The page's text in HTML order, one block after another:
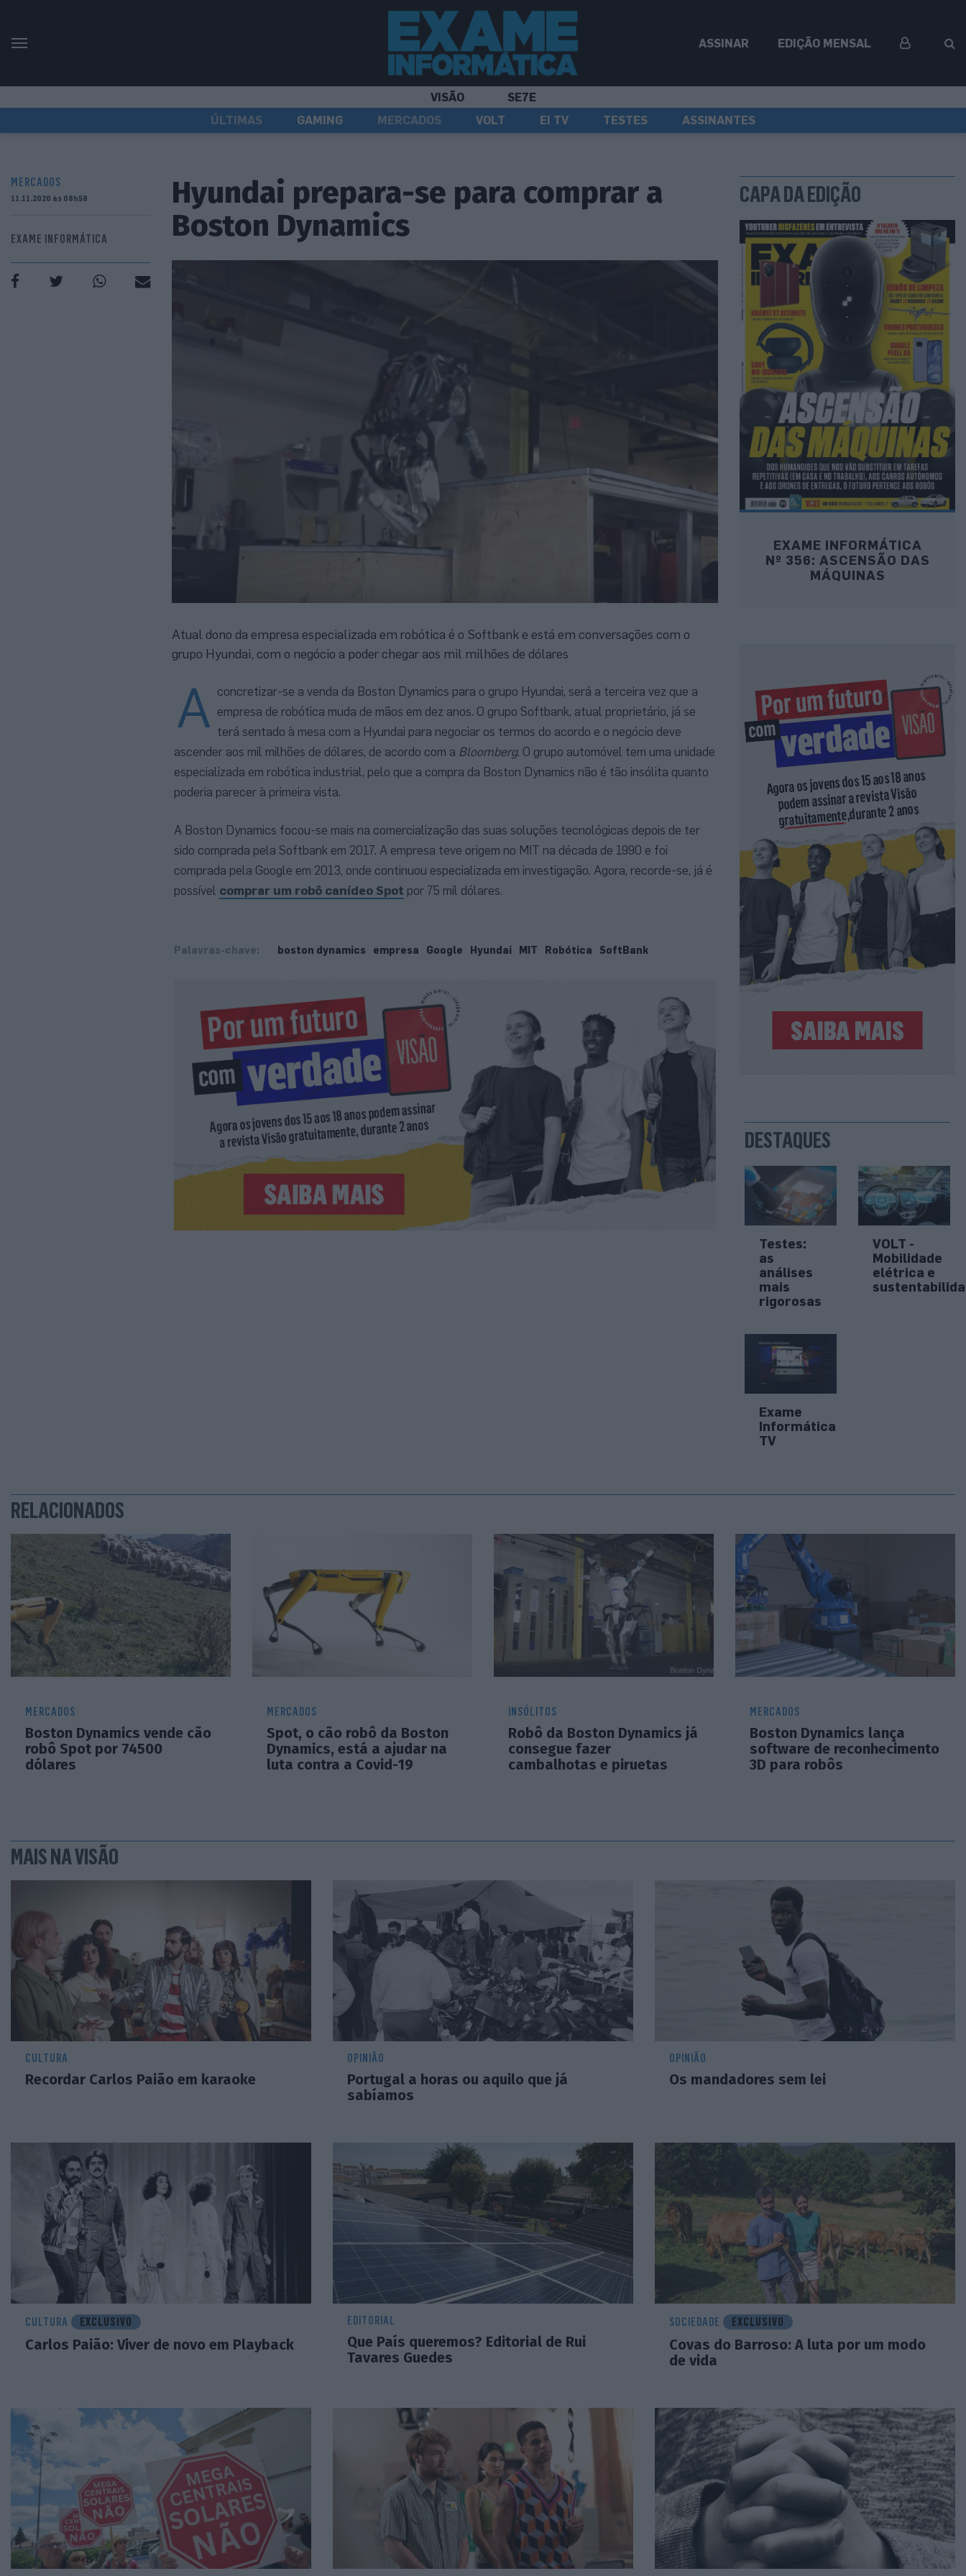
ASSINAR EDIÇÃO MENSAL
VISÃO
SE7E
ÚLTIMAS
GAMING MERCADOS VOLT EI TV TESTES ASSINANTES
MERCADOS
11.11.2020 às 08h58
EXAME INFORMÁTICA
Hyundai prepara-se para comprar a
Boston Dynamics
Atual dono da empresa especializada em robótica é o Softbank e está em conversações com o
grupo Hyundai, com o negócio a poder chegar aos mil milhões de dólares
A concretizar-se a venda da Boston Dynamics para o grupo Hyundai, será a terceira vez que a
empresa de robótica muda de mãos em dez anos. O grupo Softbank, atual proprietário, já se
terá sentado à mesa com a Hyundai para negociar os termos do acordo e o negócio deve
ascender aos mil milhões de dólares, de acordo com a Bloomberg. O grupo automóvel tem uma unidade
especializada em robótica industrial, pelo que a compra da Boston Dynamics não é tão insólita quanto
poderia parecer à primeira vista.
A Boston Dynamics focou-se mais na comercialização das suas soluções tecnológicas depois de ter
sido comprada pela Softbank em 2017. A empresa teve origem no MIT na década de 1990 e foi
comprada pela Google em 2013, onde continuou especializada em investigação. Agora, recorde-se, já é
possível comprar um robô canídeo Spot por 75 mil dólares.
Palavras-chave: boston dynamics empresa Google Hyundai MIT Robótica SoftBank
CAPA DA EDIÇÃO
EXAME INFORMÁTICA
Nº 356: ASCENSÃO DAS
MÁQUINAS
DESTAQUES
Testes:
as
análises
mais
rigorosas
VOLT -
Mobilidade
elétrica e
Exame
Informática
TV
RELACIONADOS
MERCADOS
Boston Dynamics vende cão
robô Spot por 74500
dólares
MERCADOS
Spot, o cão robô da Boston
Dynamics, está a ajudar na
luta contra a Covid-19
INSÓLITOS
Robô da Boston Dynamics já
consegue fazer
cambalhotas e piruetas
MERCADOS
Boston Dynamics lança
software de reconhecimento
3D para robôs
MAIS NA VISÃO
CULTURA
Recordar Carlos Paião em karaoke
OPINIÃO
Portugal a horas ou aquilo que já
sabíamos
OPINIÃO
Os mandadores sem lei
CULTURA EXCLUSIVO
Carlos Paião: Viver de novo em Playback
EDITORIAL
Que País queremos? Editorial de Rui
Tavares Guedes
SOCIEDADE EXCLUSIVO
Covas do Barroso: A luta por um modo
de vida